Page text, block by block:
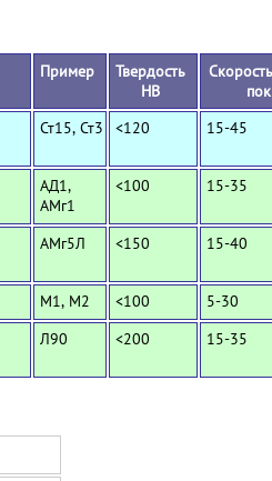
Пример
Твердость
HB
Ст15, Ст3 <120 15-45
АД1,
АМг1
<100 15-35
АМг5Л <150 15-40
М1, М2 <100 5-30
Л90 <200 15-35